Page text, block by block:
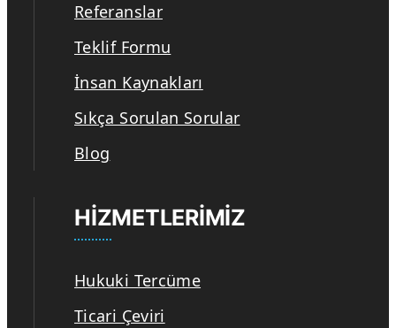
Referanslar
Teklif Formu
İnsan Kaynakları
Sıkça Sorulan Sorular
Blog
HIZMETLERIMIZ
Hukuki Tercüme
Ticari Çeviri